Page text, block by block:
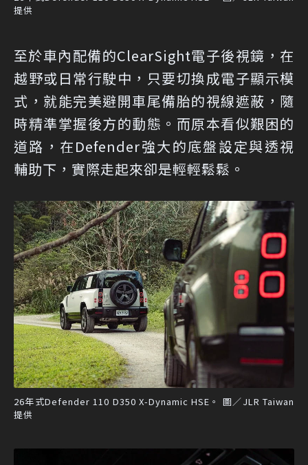
提供
至於車內配備的ClearSight電子後視鏡，在
越野或日常行駛中，只要切換成電子顯示模
式，就能完美避開車尾備胎的視線遮蔽，隨
時精準掌握後方的動態。而原本看似艱困的
道路，在Defender強大的底盤設定與透視
輔助下，實際走起來卻是輕輕鬆鬆。
26年式Defender 110 D350 X-Dynamic HSE。 圖／JLR Taiwan
提供